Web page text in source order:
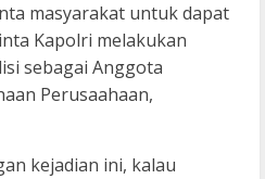
masyarakat untuk dapat
Kapolri melakukan
sebagai Anggota
Perusaahaan,
kejadian ini, kalau